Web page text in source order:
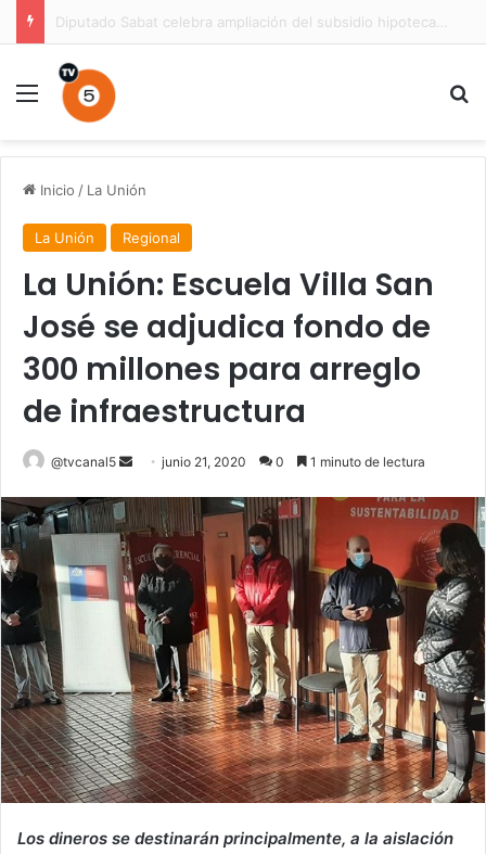
Prisión preventiva para conductor por atropello múltiple con resultado de muerte en La Unión
Menú
Inicio / La Unión
La Unión Regional
La Unión: Escuela Villa San
José se adjudica fondo de
300 millones para arreglo
de infraestructura
@tvcanal5
Send
email
junio 21, 2020 0 1 minuto de lectura
Los dineros se destinarán principalmente, a la aislación